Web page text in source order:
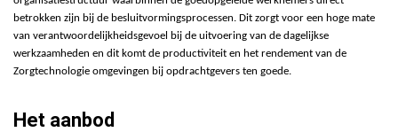
betrokken zijn bij de besluitvormingsprocessen. Dit zorgt voor een hoge mate
van verantwoordelijkheidsgevoel bij de uitvoering van de dagelijkse
werkzaamheden en dit komt de productiviteit en het rendement van de
Zorgtechnologie omgevingen bij opdrachtgevers ten goede.
Het aanbod